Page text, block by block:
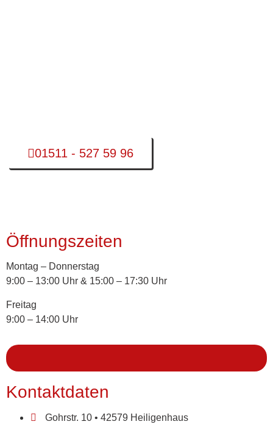
01511 - 527 59 96
Öffnungszeiten
Montag – Donnerstag
9:00 – 13:00 Uhr & 15:00 – 17:30 Uhr
Freitag
9:00 – 14:00 Uhr
Kontaktdaten
Gohrstr. 10 • 42579 Heiligenhaus